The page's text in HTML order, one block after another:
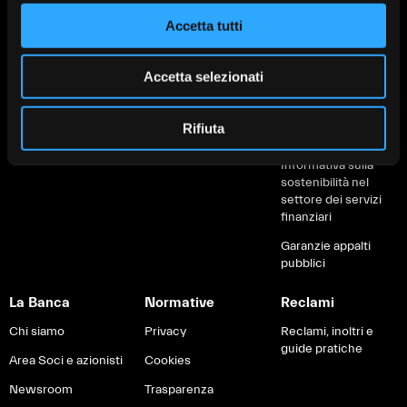
Accetta tutti
Accetta selezionati
Rifiuta
Soluzioni green
Carte e pagamenti
Finanziamenti
Servizi digitali
Servizi di
pagamento
La Banca
Chi siamo
Area Soci e azionisti
Newsroom
Normative
Privacy
Cookies
Trasparenza
Reclami
Reclami, inoltri e
guide pratiche
Depositi Dormienti
cliente
IVASS
Informativa sulla
sostenibilità nel
settore dei servizi
finanziari
Garanzie appalti
pubblici